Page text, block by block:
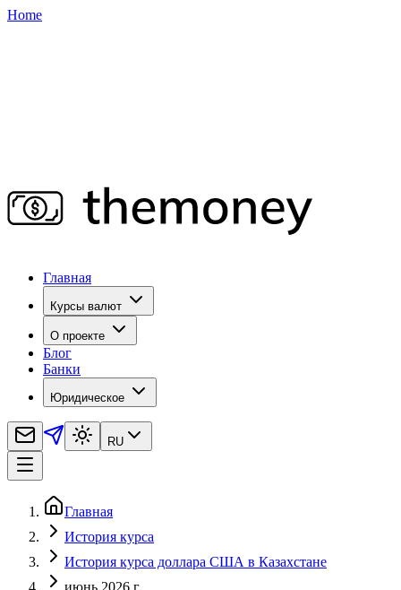
Home
Главная
Курсы валют
О проекте
Блог
Банки
Юридическое
RU
Главная
История курса
История курса доллара США в Казахстане
июнь 2026 г.